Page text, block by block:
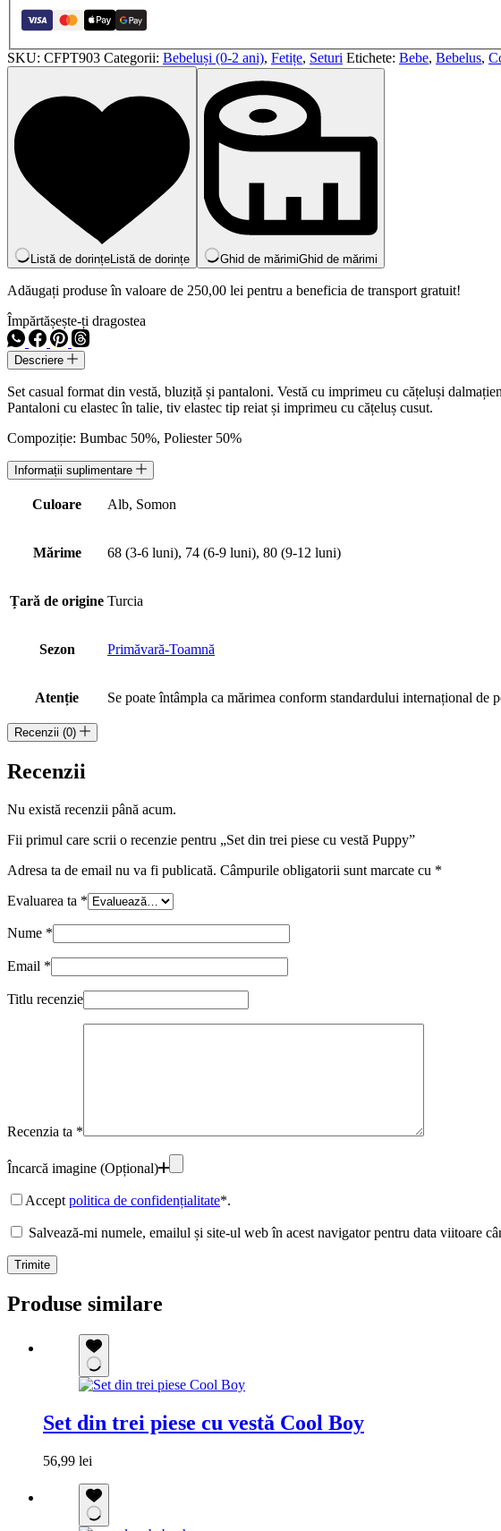
SKU: CFPT903 Categorii: Bebeluși (0-2 ani), Fetițe, Seturi Etichete: Bebe, Bebelus,
Listă de dorințeListă de dorințe Ghid de mărimiGhid de mărimi
Adăugați produse în valoare de 250,00 lei pentru a beneficia de transport gratuit!
Împărtășește-ți dragostea
Descriere
Set casual format din vestă, bluziță și pantaloni. Vestă cu imprimeu cu cățeluși
Pantaloni cu elastec în talie, tiv elastec tip reiat și imprimeu cu cățeluș cusut.
Compoziție: Bumbac 50%, Poliester 50%
Informații suplimentare
Culoare Alb, Somon
Mărime 68 (3-6 luni), 74 (6-9 luni), 80 (9-12 luni)
Țară de origine Turcia
Sezon Primăvară-Toamnă
Atenție Se poate întâmpla ca mărimea conform standardului internațional de
Recenzii (0)
Recenzii
Nu există recenzii până acum.
Fii primul care scrii o recenzie pentru „Set din trei piese cu vestă Puppy”
Adresa ta de email nu va fi publicată. Câmpurile obligatorii sunt marcate cu *
Evaluarea ta *
Nume *
Email *
Titlu recenzie
Recenzia ta *
Încarcă imagine (Opțional)
Accept politica de confidențialitate*.
Salvează-mi numele, emailul și site-ul web în acest navigator pentru data viitoare
Trimite
Produse similare
Set din trei piese cu vestă Cool Boy
56,99 lei